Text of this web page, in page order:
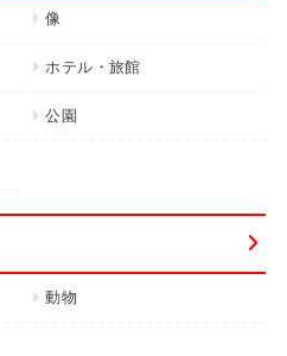
像
ホテル・旅館
公園
動物